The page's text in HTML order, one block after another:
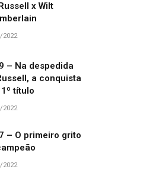
x Wilt
2022
– Na despedida
a conquista
título
2022
– O primeiro grito
2022